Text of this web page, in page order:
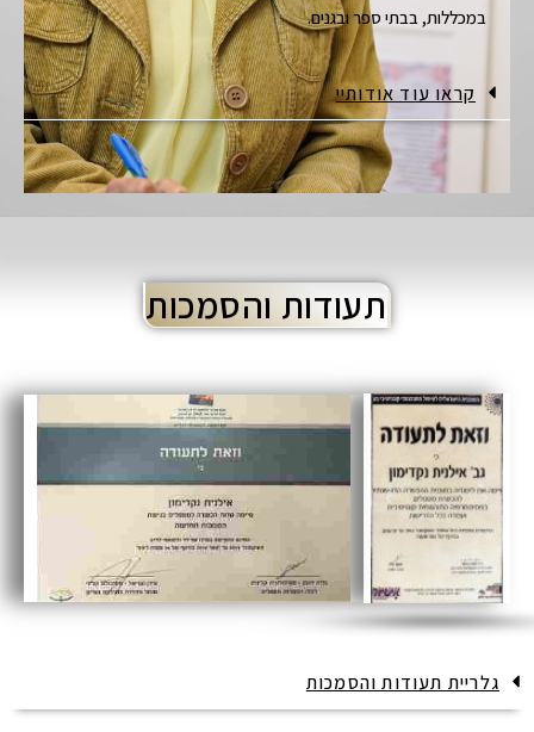
במכללות, בבתי ספר ובגנים.
קראו עוד אודותיי
תעודות והסמכות
גלריית תעודות והסמכות